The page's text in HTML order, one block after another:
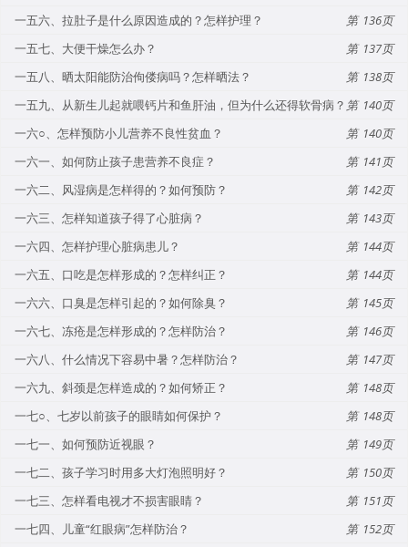
一五六、拉肚子是什么原因造成的？怎样护理？
136
一五七、大便干燥怎么办？
137
一五八、晒太阳能防治佝偻病吗？怎样晒法？
138
一五九、从新生儿起就喂钙片和鱼肝油，但为什么还得软骨病？
140
一六○、怎样预防小儿营养不良性贫血？
140
一六一、如何防止孩子患营养不良症？
141
一六二、风湿病是怎样得的？如何预防？
142
一六三、怎样知道孩子得了心脏病？
143
一六四、怎样护理心脏病患儿？
144
一六五、口吃是怎样形成的？怎样纠正？
144
一六六、口臭是怎样引起的？如何除臭？
145
一六七、冻疮是怎样形成的？怎样防治？
146
一六八、什么情况下容易中暑？怎样防治？
147
一六九、斜颈是怎样造成的？如何矫正？
148
一七○、七岁以前孩子的眼睛如何保护？
148
一七一、如何预防近视眼？
149
一七二、孩子学习时用多大灯泡照明好？
150
一七三、怎样看电视才不损害眼睛？
151
一七四、儿童“红眼病”怎样防治？
152